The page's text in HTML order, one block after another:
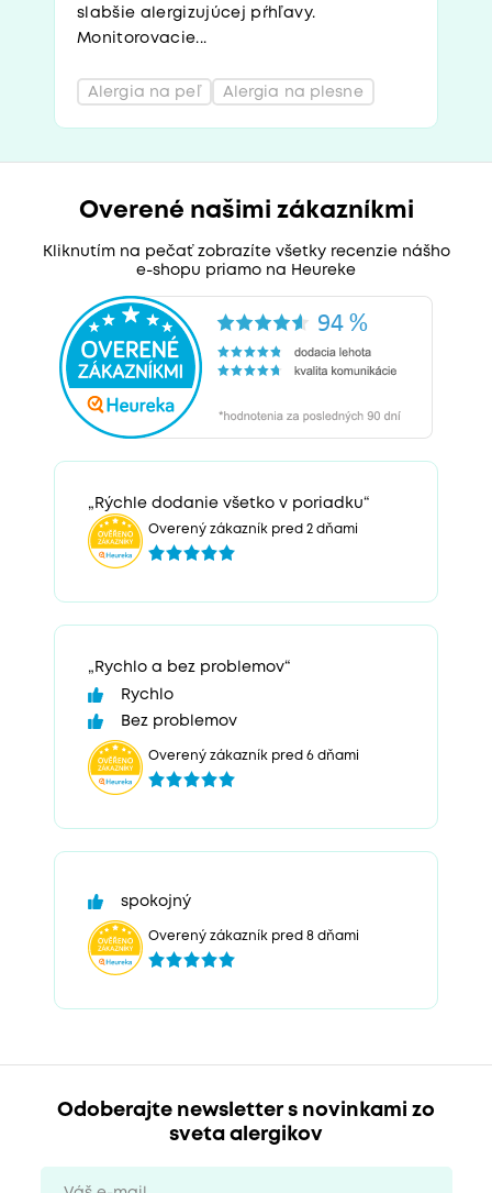
slabšie alergizujúcej pŕhľavy.
Monitorovacie...
Alergia na peľ Alergia na plesne
Overené našimi zákazníkmi
Kliknutím na pečať zobrazíte všetky recenzie nášho
e-shopu priamo na Heureke
„Rýchle dodanie všetko v poriadku“
Overený zákazník pred 2 dňami
„Rychlo a bez problemov“
Rychlo
Bez problemov
Overený zákazník pred 6 dňami
spokojný
Overený zákazník pred 8 dňami
Odoberajte newsletter s novinkami zo
sveta alergikov